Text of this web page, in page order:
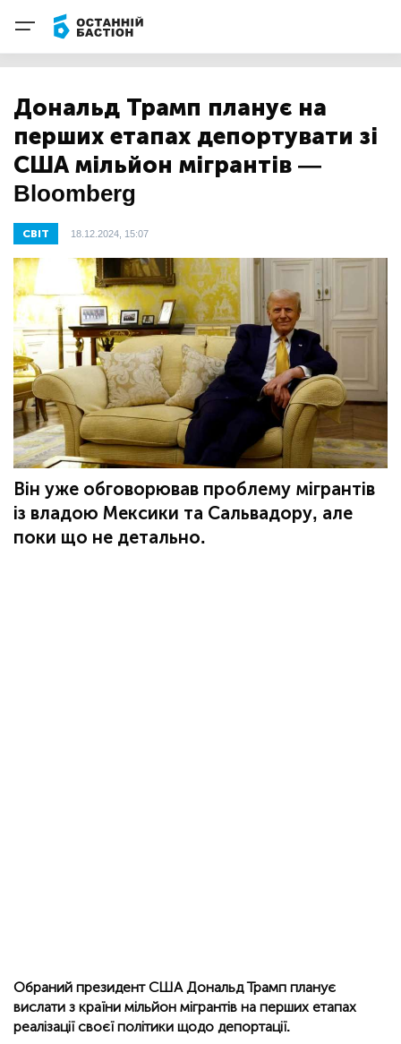
Дональд Трамп планує на
перших етапах депортувати зі
США мільйон мігрантів —
Bloomberg
СВІТ 18.12.2024, 15:07
Він уже обговорював проблему мігрантів
із владою Мексики та Сальвадору, але
поки що не детально.
Обраний президент США Дональд Трамп планує
вислати з країни мільйон мігрантів на перших етапах
реалізації своєї політики щодо депортації.